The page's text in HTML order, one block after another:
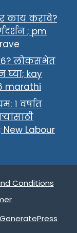
काय करावे?
; pm
लोकसभेत
kay
marathi
१ वर्षात
New Labour
Conditions
GeneratePress